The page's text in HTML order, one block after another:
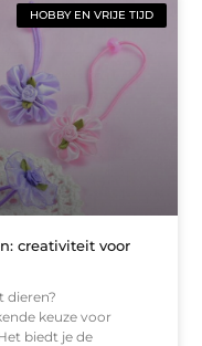
HOBBY EN VRIJE TIJD
creativiteit voor
dieren?
keuze voor
biedt je de